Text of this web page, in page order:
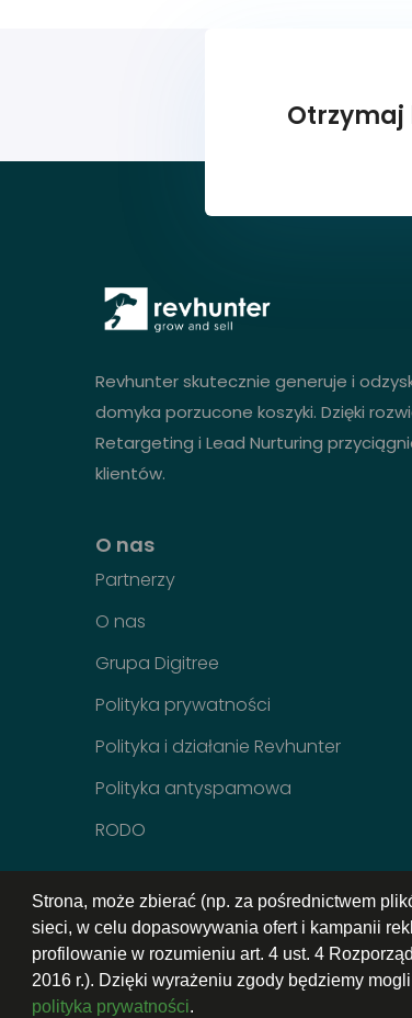
Strona, może zbierać (np. za pośrednictwem
sieci, w celu dopasowywania ofert i kampanii
profilowanie w rozumieniu art. 4 ust. 4
2016 r.). Dzięki wyrażeniu zgody będziemy
polityka prywatności.
Otrzymaj
Revhunter skutecznie generuje i
domyka porzucone koszyki. Dzięki
Retargeting i Lead Nurturing
klientów.
O nas
Partnerzy
O nas
Grupa Digitree
Polityka prywatności
Polityka i działanie Revhunter
Polityka antyspamowa
RODO
© 2026 | all rights reserved Jesteśmy